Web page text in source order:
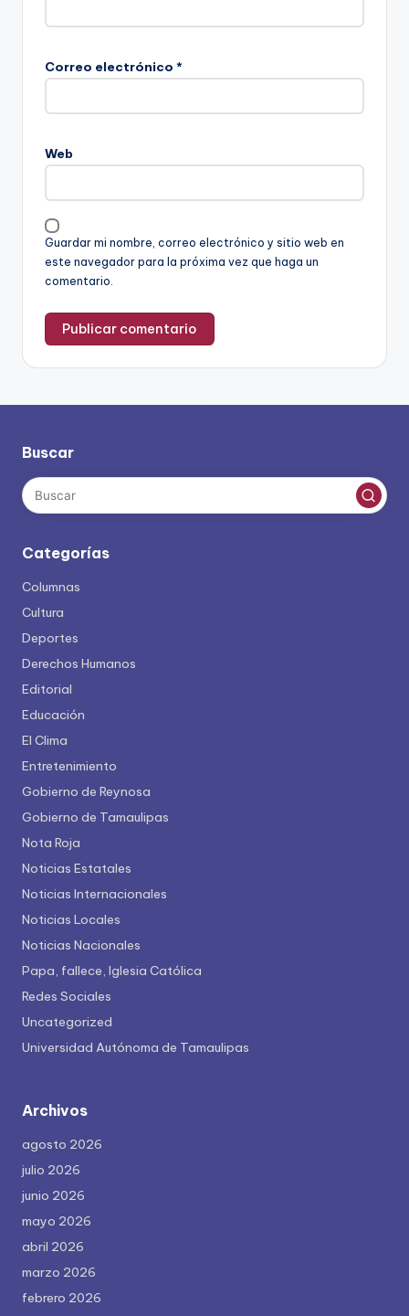
Correo electrónico *
Web
Guardar mi nombre, correo electrónico y sitio web en
este navegador para la próxima vez que haga un
comentario.
Buscar
Categorías
Columnas
Cultura
Deportes
Derechos Humanos
Editorial
Educación
El Clima
Entretenimiento
Gobierno de Reynosa
Gobierno de Tamaulipas
Nota Roja
Noticias Estatales
Noticias Internacionales
Noticias Locales
Noticias Nacionales
Papa, fallece, Iglesia Católica
Redes Sociales
Uncategorized
Universidad Autónoma de Tamaulipas
Archivos
agosto 2026
julio 2026
junio 2026
mayo 2026
abril 2026
marzo 2026
febrero 2026